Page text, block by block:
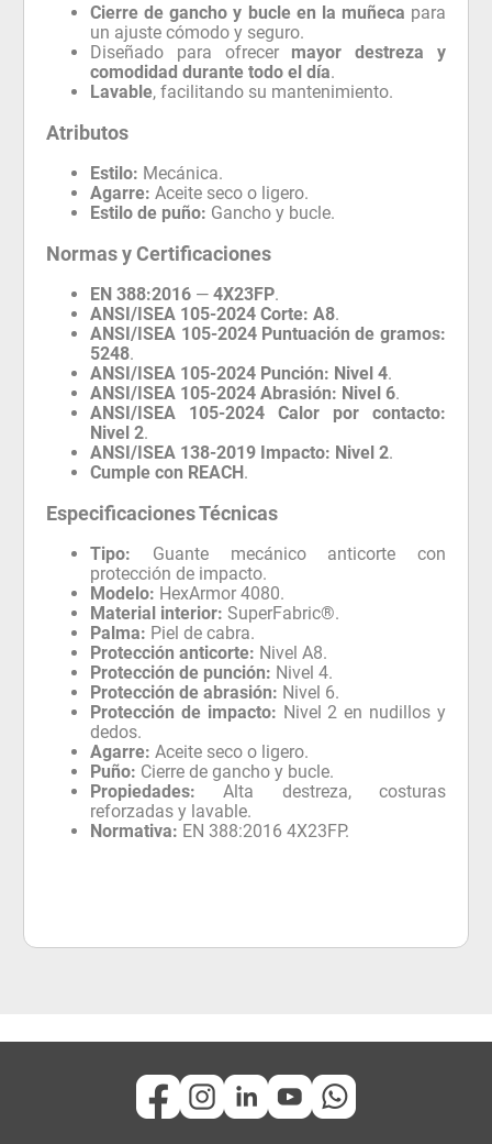
Cierre de gancho y bucle en la muñeca para
un ajuste cómodo y seguro.
Diseñado para ofrecer mayor destreza y
comodidad durante todo el día.
Lavable, facilitando su mantenimiento.
Atributos
Estilo: Mecánica.
Agarre: Aceite seco o ligero.
Estilo de puño: Gancho y bucle.
Normas y Certificaciones
EN 388:2016 —4X23FP.
ANSI/ISEA 105-2024 Corte: A8.
ANSI/ISEA 105-2024 Puntuación de gramos:
5248.
ANSI/ISEA 105-2024 Punción: Nivel 4.
ANSI/ISEA 105-2024 Abrasión: Nivel 6.
ANSI/ISEA 105-2024 Calor por contacto:
Nivel 2.
ANSI/ISEA 138-2019 Impacto: Nivel 2.
Cumple con REACH.
Especificaciones Técnicas
Tipo: Guante mecánico anticorte con
protección de impacto.
Modelo: HexArmor 4080.
Material interior: SuperFabric®.
Palma: Piel de cabra.
Protección anticorte: Nivel A8.
Protección de punción: Nivel 4.
Protección de abrasión: Nivel 6.
Protección de impacto: Nivel 2 en nudillos y
dedos.
Agarre: Aceite seco o ligero.
Puño: Cierre de gancho y bucle.
Propiedades: Alta destreza, costuras
reforzadas y lavable.
Normativa: EN 388:2016 4X23FP.